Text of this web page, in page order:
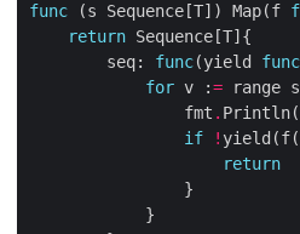
func (s Sequence[T]) Map(f
return
        seq:
func(yield func
for v := range s
                fmt
. Println(
if
!
return